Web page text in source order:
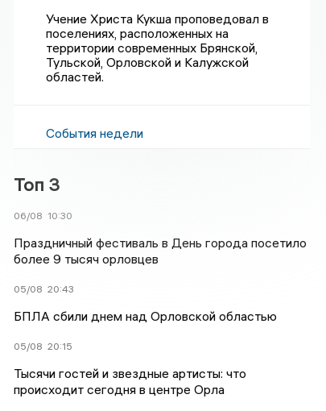
Учение Христа Кукша проповедовал в
поселениях, расположенных на
территории современных Брянской,
Тульской, Орловской и Калужской
областей.
События недели
Топ 3
06/08 10:30
Праздничный фестиваль в День города посетило
более 9 тысяч орловцев
05/08 20:43
БПЛА сбили днем над Орловской областью
05/08 20:15
Тысячи гостей и звездные артисты: что
происходит сегодня в центре Орла